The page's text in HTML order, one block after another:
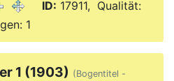
ID: 17911, Qualität:
1
1 (1903) (Bogentitel -